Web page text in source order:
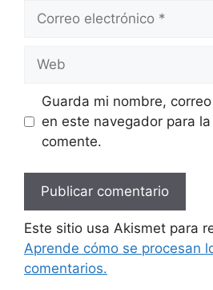
Correo
Web
Guarda mi nombre,
en este navegador para
comente.
Este sitio usa Akismet para
Aprende cómo se procesan
comentarios.